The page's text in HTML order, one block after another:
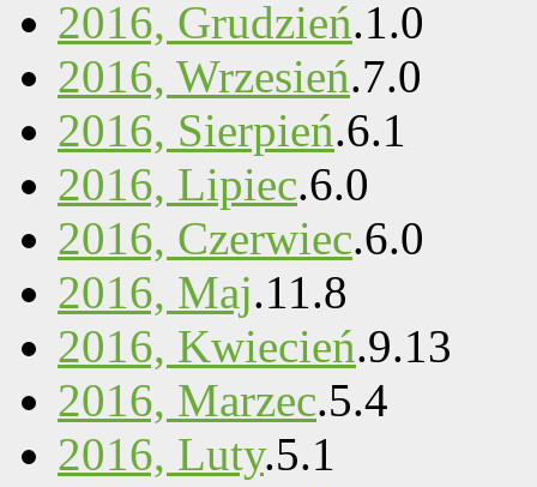
2016, Grudzień.1.0
2016, Wrzesień.7.0
2016, Sierpień.6.1
2016, Lipiec.6.0
2016, Czerwiec.6.0
2016, Maj.11.8
2016, Kwiecień.9.13
2016, Marzec.5.4
2016, Luty.5.1